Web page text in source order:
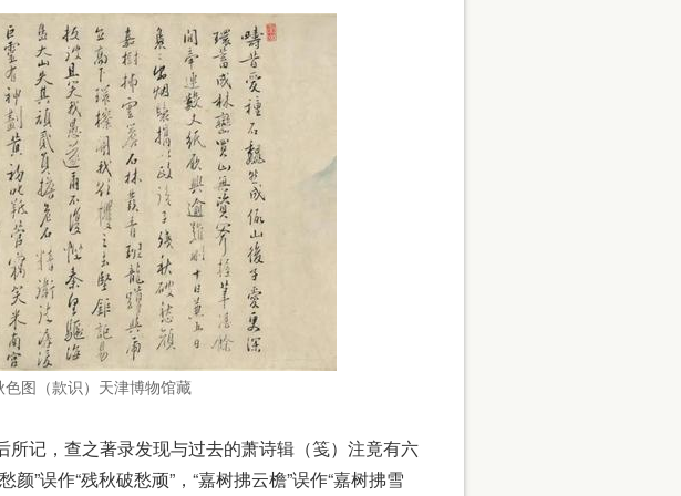
（款识）天津博物馆藏
，查之著录发现与过去的萧诗辑（笺）注竟有六
”误作“残秋破愁顽”，“嘉树拂云檐”误作“嘉树拂雪